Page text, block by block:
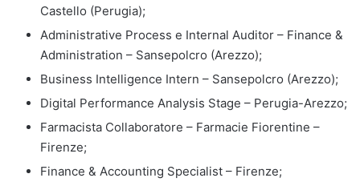
Castello (Perugia);
Administrative Process e Internal Auditor – Finance &
Administration – Sansepolcro (Arezzo);
Business Intelligence Intern – Sansepolcro (Arezzo);
Digital Performance Analysis Stage – Perugia-Arezzo;
Farmacista Collaboratore – Farmacie Fiorentine –
Firenze;
Finance & Accounting Specialist – Firenze;